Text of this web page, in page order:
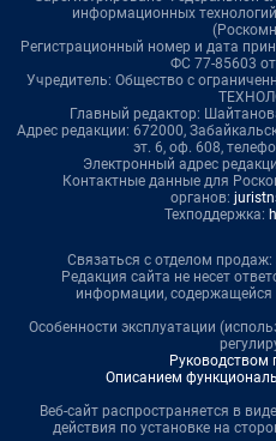
информационных
Регистрационный номер и дата
ФС 77-85603
Учредитель: Общество с
Главный редактор:
Адрес редакции: 672000,
эт. 6, оф. 608,
Электронный адрес
Контактные данные для
органов:
Техподдержка:
Связаться с отделом продаж:
Редакция сайта не несет
информации, содержащейся
Особенности эксплуатации
Руководством
Описанием
Веб-сайт распространяется в
действия по установке на